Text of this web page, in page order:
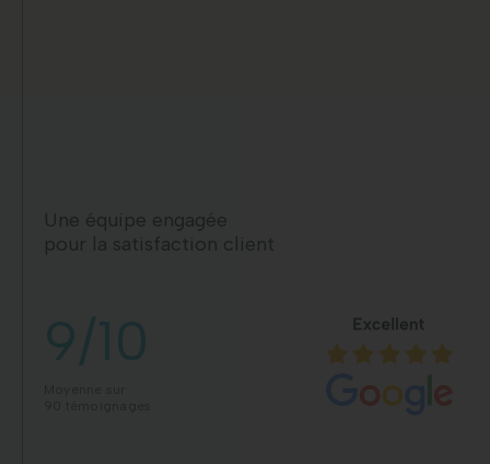
Une équipe engagée
pour la satisfaction client
9/10